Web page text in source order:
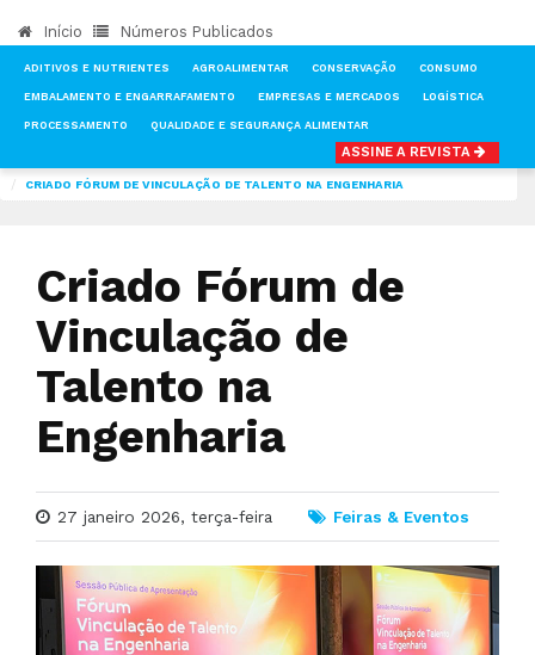
Início Números Publicados
ADITIVOS E NUTRIENTES AGROALIMENTAR CONSERVAÇÃO CONSUMO
EMBALAMENTO E ENGARRAFAMENTO EMPRESAS E MERCADOS LOGÍSTICA
PROCESSAMENTO QUALIDADE E SEGURANÇA ALIMENTAR
ASSINE A REVISTA
CRIADO FÓRUM DE VINCULAÇÃO DE TALENTO NA ENGENHARIA
Criado Fórum de
Vinculação de
Talento na
Engenharia
27 janeiro 2026, terça-feira Feiras & Eventos